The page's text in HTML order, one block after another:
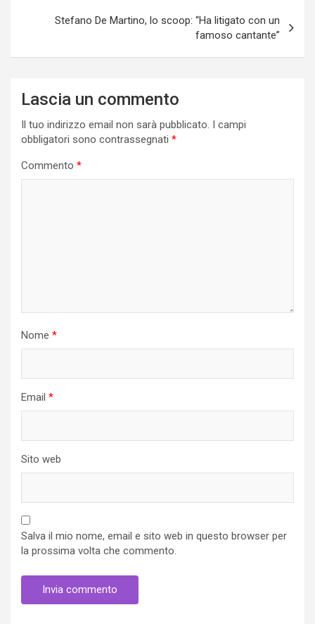
Stefano De Martino, lo scoop: “Ha litigato con un
famoso cantante”
Lascia un commento
Il tuo indirizzo email non sarà pubblicato. I campi
obbligatori sono contrassegnati *
Commento *
Nome *
Email *
Sito web
Salva il mio nome, email e sito web in questo browser per
la prossima volta che commento.